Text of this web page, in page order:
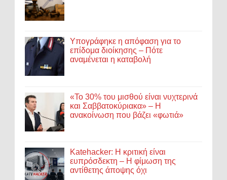
Υπογράφηκε η απόφαση για το
επίδομα διοίκησης – Πότε
αναμένεται η καταβολή
«Το 30% του μισθού είναι νυχτερινά
και Σαββατοκύριακα» – Η
ανακοίνωση που βάζει «φωτιά»
Katehacker: Η κριτική είναι
ευπρόσδεκτη – Η φίμωση της
αντίθετης άποψης όχι